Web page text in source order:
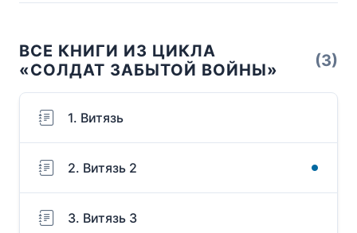
ВСЕ КНИГИ ИЗ ЦИКЛА
«СОЛДАТ ЗАБЫТОЙ ВОЙНЫ»
(3)
1. Витязь
2. Витязь 2
3. Витязь 3